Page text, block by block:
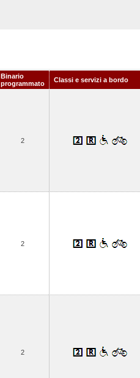
Binario
programmato
Classi e servizi a bordo
2
2
2